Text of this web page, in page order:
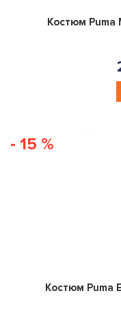
Костюм Puma
- 15 %
Костюм Puma